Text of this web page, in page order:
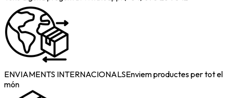
ENVIAMENTS INTERNACIONALSEnviem productes per tot el
món